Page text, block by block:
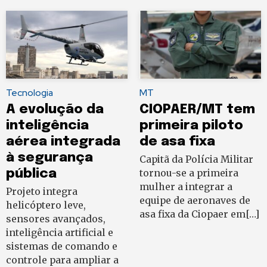
Tecnologia
A evolução da
inteligência
aérea integrada
à segurança
pública
Projeto integra
helicóptero leve,
sensores avançados,
inteligência artificial e
sistemas de comando e
controle para ampliar a
MT
CIOPAER/MT tem
primeira piloto
de asa fixa
Capitã da Polícia Militar
tornou-se a primeira
mulher a integrar a
equipe de aeronaves de
asa fixa da Ciopaer em[…]